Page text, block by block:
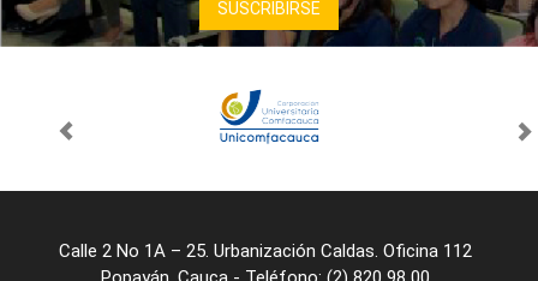
Calle 2 No 1A – 25. Urbanización Caldas. Oficina 112